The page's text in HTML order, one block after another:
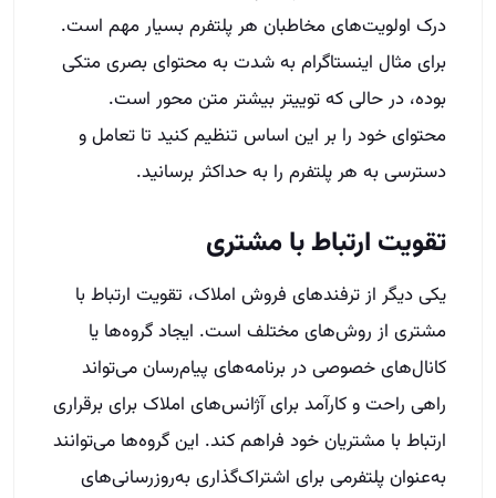
درک اولویت‌های مخاطبان هر پلتفرم بسیار مهم است.
برای مثال اینستاگرام به شدت به محتوای بصری متکی
بوده، در حالی که توییتر بیشتر متن محور است.
محتوای خود را بر این اساس تنظیم کنید تا تعامل و
دسترسی به هر پلتفرم را به حداکثر برسانید.
تقویت ارتباط با مشتری
یکی دیگر از ترفندهای فروش املاک، تقویت ارتباط با
مشتری از روش‌های مختلف است. ایجاد گروه‌ها یا
کانال‌های خصوصی در برنامه‌های پیام‌رسان می‌تواند
راهی راحت و کارآمد برای آژانس‌های املاک برای برقراری
ارتباط با مشتریان خود فراهم کند. این گروه‌ها می‌توانند
به‌عنوان پلتفرمی برای اشتراک‌گذاری به‌روزرسانی‌های